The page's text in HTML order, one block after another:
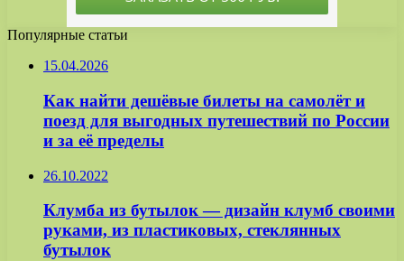
Популярные статьи
15.04.2026
Как найти дешёвые билеты на самолёт и
поезд для выгодных путешествий по России
и за её пределы
26.10.2022
Клумба из бутылок — дизайн клумб своими
руками, из пластиковых, стеклянных
бутылок